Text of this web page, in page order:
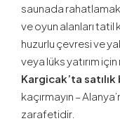
saunada rahatlamak
ve oyun alanları tatil
huzurlu çevresi ve
veya lüks yatırım
Kargicak’ta
kaçırmayın –
zarafetidir.